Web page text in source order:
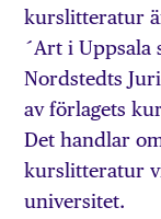
kurslitteratur
´Art i Uppsala
Nordstedts
av förlagets
Det handlar
kurslitteratur
universitet.